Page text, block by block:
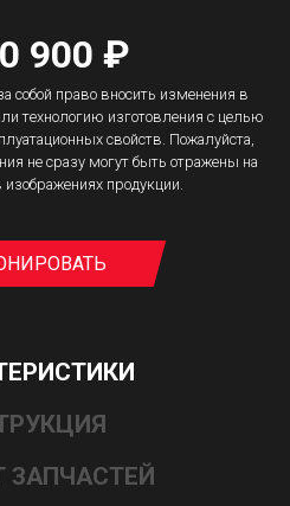
900 ₽
собой право вносить изменения в
технологию изготовления с целью
свойств. Пожалуйста,
не сразу могут быть отражены на
изображениях продукции.
ЗАПЧАСТЕЙ